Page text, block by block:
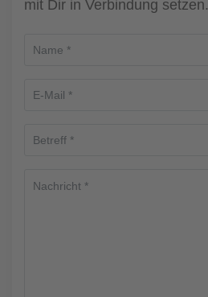
mit Dir in Verbindung setzen.